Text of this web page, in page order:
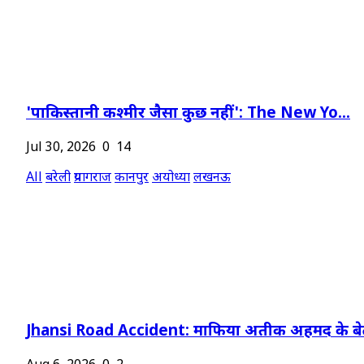
'पाकिस्तानी कश्मीर जैसा कुछ नहीं': The New Yo...
Jul 30, 2026 0 14
Allबरेलीप्रयागराजकानपुरअयोध्यालखनऊ
Jhansi Road Accident: माफिया अतीक अहमद के